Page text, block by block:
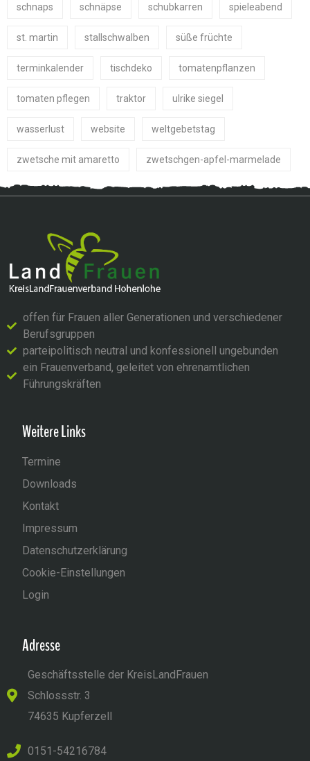
schnaps schnäpse schubkarren spieleabend
st. martin stallschwalben süße früchte
terminkalender tischdeko tomatenpflanzen
tomaten pflegen traktor ulrike siegel
wasserlust website weltgebetstag
zwetsche mit amaretto zwetschgen-apfel-marmelade
offen für Frauen aller Generationen und verschiedener
Berufsgruppen
parteipolitisch neutral und konfessionell ungebunden
ein Frauenverband, geleitet von ehrenamtlichen
Führungskräften
Weitere Links
Termine
Downloads
Kontakt
Impressum
Datenschutzerklärung
Cookie-Einstellungen
Login
Adresse
Geschäftsstelle der KreisLandFrauen
Schlossstr. 3
74635 Kupferzell
0151-54216784